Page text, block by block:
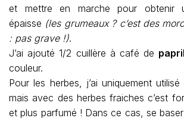
et mettre en marche pour obtenir
épaisse (les grumeaux ? c’est des
: pas grave !).
J’ai ajouté 1/2 cuillère à café de
couleur.
Pour les herbes, j’ai uniquement utilisé
mais avec des herbes fraiches c’est
et plus parfumé ! Dans ce cas, se